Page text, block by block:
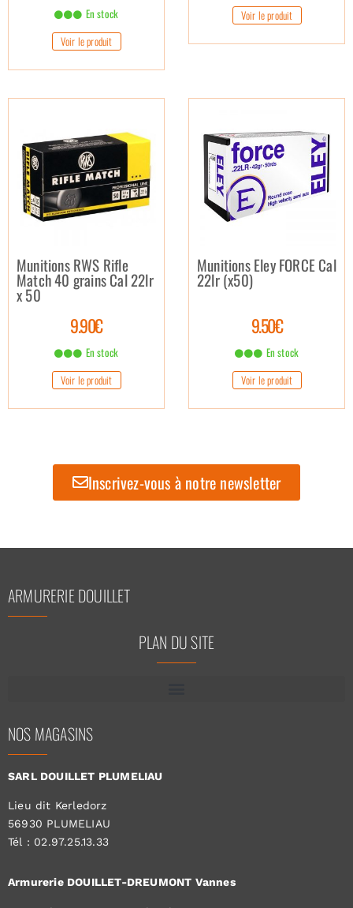
En stock
Voir le produit
Voir le produit
Munitions RWS Rifle
Match 40 grains Cal 22lr
x 50
9.90€
En stock
Voir le produit
Munitions Eley FORCE Cal
22lr (x50)
9.50€
En stock
Voir le produit
Inscrivez-vous à notre newsletter
ARMURERIE DOUILLET
PLAN DU SITE
NOS MAGASINS
SARL DOUILLET PLUMELIAU
Lieu dit Kerledorz
56930 PLUMELIAU
Tél : 02.97.25.13.33
Armurerie DOUILLET-DREUMONT Vannes